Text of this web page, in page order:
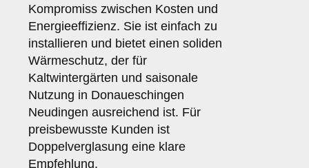
Kompromiss zwischen Kosten und
Energieeffizienz. Sie ist einfach zu
installieren und bietet einen soliden
Wärmeschutz, der für
Kaltwintergärten und saisonale
Nutzung in Donaueschingen
Neudingen ausreichend ist. Für
preisbewusste Kunden ist
Doppelverglasung eine klare
Empfehlung.